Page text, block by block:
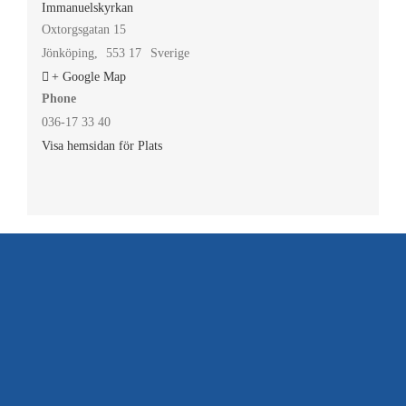
Immanuelskyrkan
Oxtorgsgatan 15
Jönköping, 553 17
Sverige
+ Google Map
Phone
036-17 33 40
Visa hemsidan för Plats